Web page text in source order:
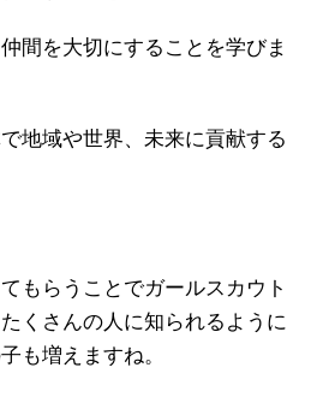
間を大切にすることを学びま
地域や世界、未来に貢献する
もらうことでガールスカウト
くさんの人に知られるように
も増えますね。